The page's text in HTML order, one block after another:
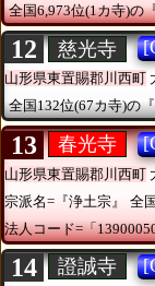
全国6,973位(1カ寺)の
12 慈光寺
山形県東置賜郡川西町
全国132位(67カ寺)の『
13 春光寺
山形県東置賜郡川西町
宗派名=『浄土宗』
全
法人コード=「
14 證誠寺